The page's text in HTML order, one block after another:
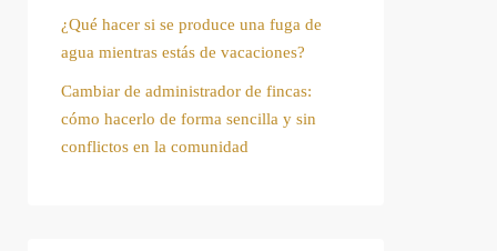
¿Qué hacer si se produce una fuga de
agua mientras estás de vacaciones?
Cambiar de administrador de fincas:
cómo hacerlo de forma sencilla y sin
conflictos en la comunidad